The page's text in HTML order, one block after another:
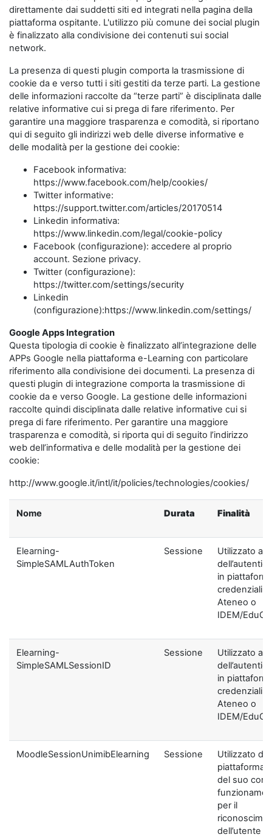
direttamente dai suddetti siti ed integrati nella pagina della
piattaforma ospitante. L'utilizzo più comune dei social plugin
è finalizzato alla condivisione dei contenuti sui social
network.
La presenza di questi plugin comporta la trasmissione di
cookie da e verso tutti i siti gestiti da terze parti. La gestione
delle informazioni raccolte da “terze parti” è disciplinata dalle
relative informative cui si prega di fare riferimento. Per
garantire una maggiore trasparenza e comodità, si riportano
qui di seguito gli indirizzi web delle diverse informative e
delle modalità per la gestione dei cookie:
Facebook informativa:
https://www.facebook.com/help/cookies/
Twitter informative:
https://support.twitter.com/articles/20170514
Linkedin informativa:
https://www.linkedin.com/legal/cookie-policy
Facebook (configurazione): accedere al proprio
account. Sezione privacy.
Twitter (configurazione):
https://twitter.com/settings/security
Linkedin
(configurazione):https://www.linkedin.com/settings/
Google Apps Integration
Questa tipologia di cookie è finalizzato all’integrazione delle
APPs Google nella piattaforma e-Learning con particolare
riferimento alla condivisione dei documenti. La presenza di
questi plugin di integrazione comporta la trasmissione di
cookie da e verso Google. La gestione delle informazioni
raccolte quindi disciplinata dalle relative informative cui si
prega di fare riferimento. Per garantire una maggiore
trasparenza e comodità, si riporta qui di seguito l’indirizzo
web dell’informativa e delle modalità per la gestione dei
cookie:
http://www.google.it/intl/it/policies/technologies/cookies/
Nome Durata Finalità
Elearning-
SimpleSAMLAuthToken
Sessione
Utilizzato ai
in
credenziali di
Ateneo o
IDEM/
Elearning-
SimpleSAMLSessionID
Sessione
Utilizzato ai
in
credenziali di
Ateneo o
IDEM/
MoodleSessionUnimibElearning Sessione
Utilizzato
piattaforma
del suo
per il
dell’utente